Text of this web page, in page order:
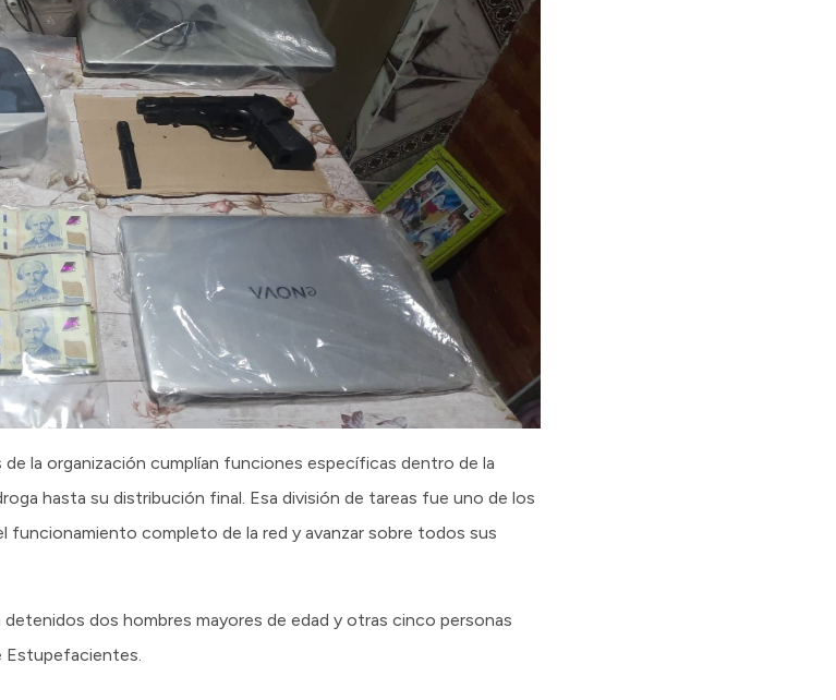
la organización cumplían funciones específicas dentro de la
hasta su distribución final. Esa división de tareas fue uno de los
completo de la red y avanzar sobre todos sus
dos hombres mayores de edad y otras cinco personas
Estupefacientes.